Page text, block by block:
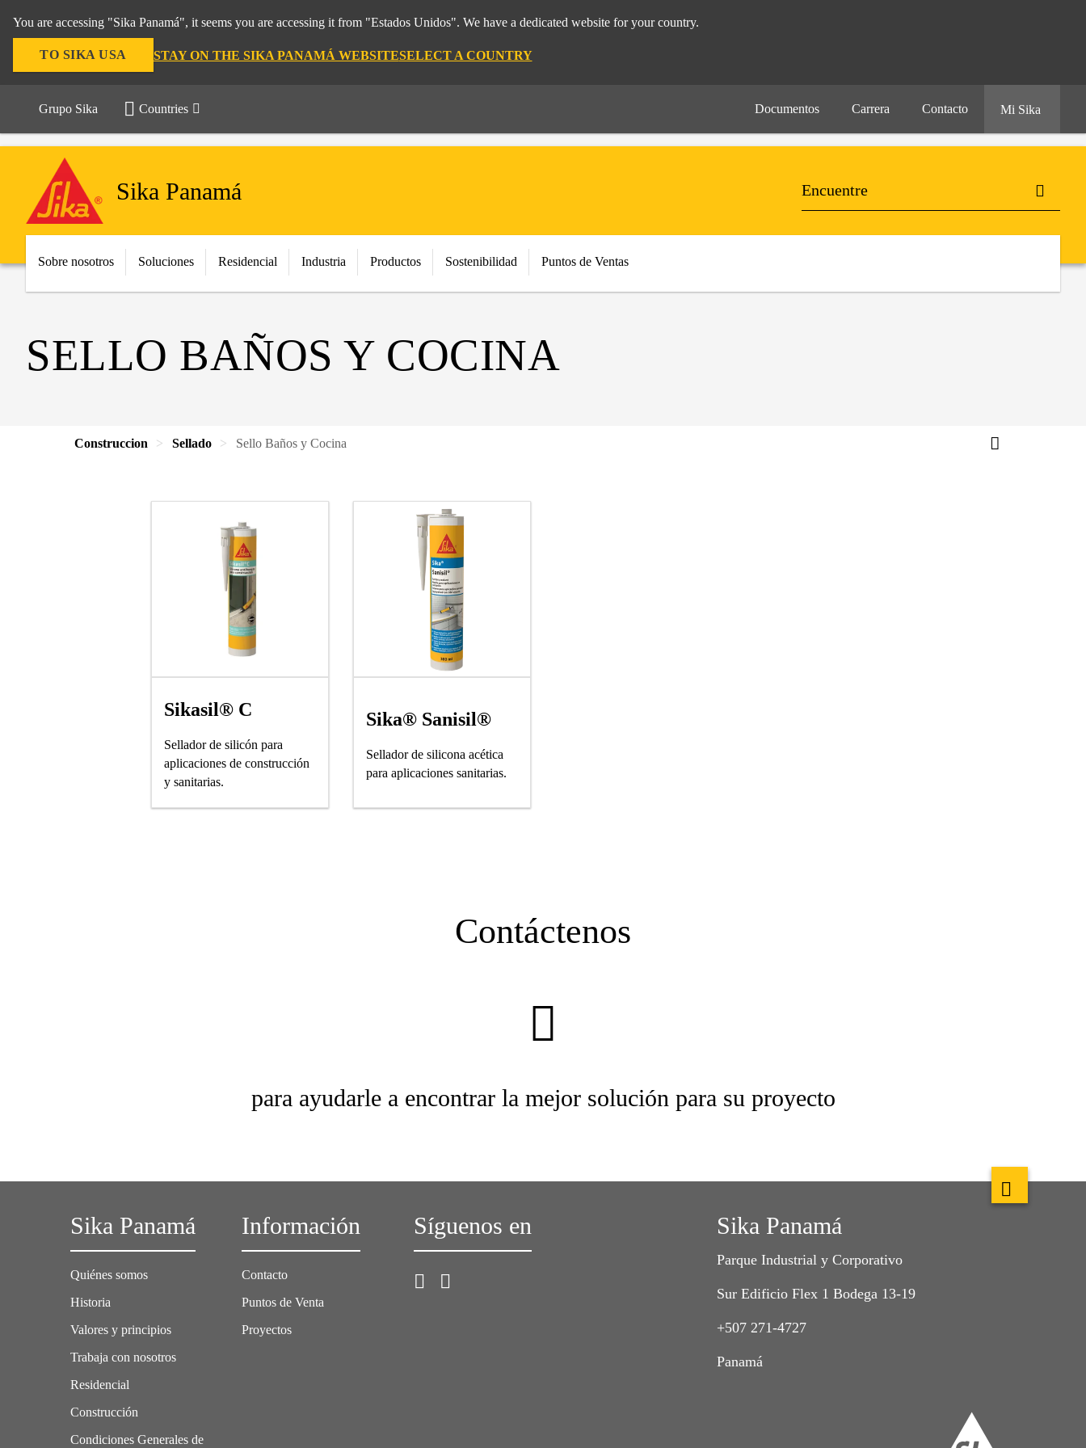
You are accessing "Sika Panamá", it seems you are accessing it from "Estados Unidos". We have a dedicated website for your country.
TO SIKA USA STAY ON THE SIKA PANAMÁ WEBSITESELECT A COUNTRY
Grupo Sika Countries Documentos Carrera Contacto Mi Sika
Sika Panamá
Sobre nosotros Soluciones Residencial Industria Productos Sostenibilidad Puntos de Ventas
SELLO BAÑOS Y COCINA
Construccion Sellado Sello Baños y Cocina
Sikasil® C
Sellador de silicón para
aplicaciones de construcción
y sanitarias.
Sika® Sanisil®
Sellador de silicona acética
para aplicaciones sanitarias.
Contáctenos
para ayudarle a encontrar la mejor solución para su proyecto
Sika Panamá
Quiénes somos
Historia
Valores y principios
Trabaja con nosotros
Residencial
Construcción
Condiciones Generales de
Información
Contacto
Puntos de Venta
Proyectos
Síguenos en Sika Panamá
Parque Industrial y Corporativo
Sur Edificio Flex 1 Bodega 13-19
+507 271-4727
Panamá